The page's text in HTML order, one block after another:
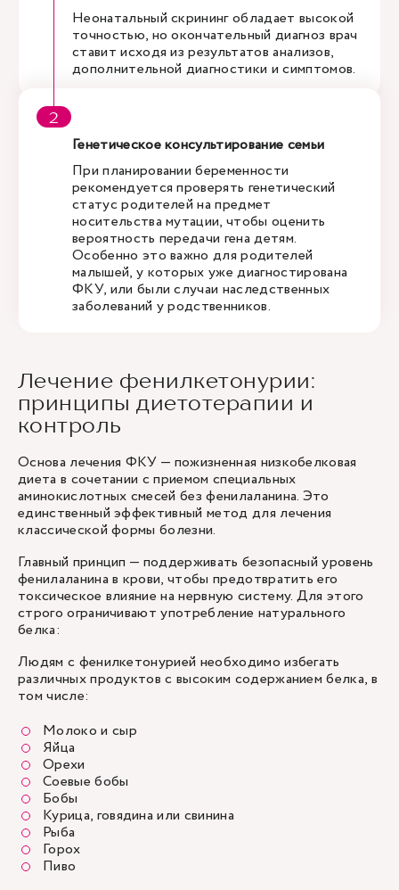
Неонатальный скрининг обладает высокой
точностью, но окончательный диагноз врач
ставит исходя из результатов анализов,
дополнительной диагностики и симптомов.
Генетическое консультирование семьи
При планировании беременности
рекомендуется проверять генетический
статус родителей на предмет
носительства мутации, чтобы оценить
вероятность передачи гена детям.
Особенно это важно для родителей
малышей, у которых уже диагностирована
ФКУ, или были случаи наследственных
заболеваний у родственников.
Лечение фенилкетонурии:
принципы диетотерапии и
контроль
Основа лечения ФКУ — пожизненная низкобелковая
диета в сочетании с приемом специальных
аминокислотных смесей без фенилаланина. Это
единственный эффективный метод для лечения
классической формы болезни.
Главный принцип — поддерживать безопасный уровень
фенилаланина в крови, чтобы предотвратить его
токсическое влияние на нервную систему. Для этого
строго ограничивают употребление натурального
белка:
Людям с фенилкетонурией необходимо избегать
различных продуктов с высоким содержанием белка, в
том числе:
Молоко и сыр
Яйца
Орехи
Соевые бобы
Бобы
Курица, говядина или свинина
Рыба
Горох
Пиво